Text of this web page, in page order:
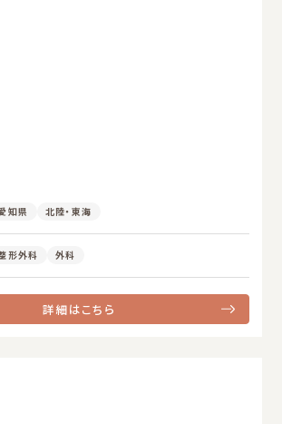
知県 北陸・東海
形外科 外科
詳細はこちら